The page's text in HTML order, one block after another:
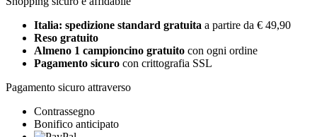
Italia: spedizione standard gratuita a partire da € 49,90
Reso gratuito
Almeno 1 campioncino gratuito con ogni ordine
Pagamento sicuro con crittografia SSL
Pagamento sicuro attraverso
Contrassegno
Bonifico anticipato